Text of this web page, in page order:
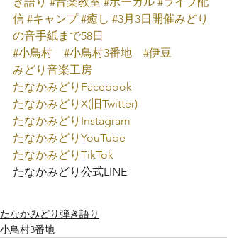
信 #キャンプ #癒し #3月3日開催みどり
の音手紙まで58日
#小鳥村
#小鳥村3番地
#伊豆
みどり音楽工房
たなかみどり Facebook
たなかみどり X(旧Twitter)
たなかみどり Instagram
たなかみどり YouTube
たなかみどり TikTok
たなかみどり公式LINE
たなかみどり弾き語り
小鳥村3番地